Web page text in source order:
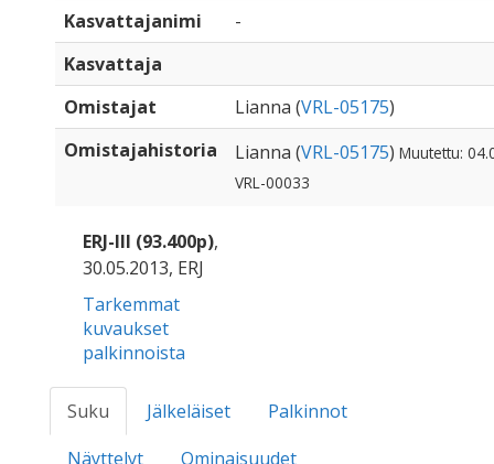
Kasvattajanimi
-
Kasvattaja
Omistajat
Lianna (VRL-05175)
Omistajahistoria
Lianna (VRL-05175) Muutettu:
VRL-00033
ERJ-III (93.400p),
30.05.2013, ERJ
Tarkemmat
kuvaukset
palkinnoista
Suku Jälkeläiset
Palkinnot
Näyttelyt
Ominaisuudet